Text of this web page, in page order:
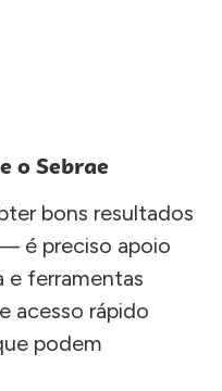
o Sebrae
bons resultados
é preciso apoio
e ferramentas
acesso rápido
podem